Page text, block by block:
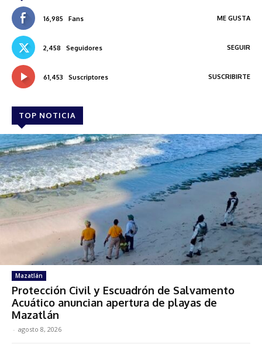
16,985 Fans ME GUSTA
2,458 Seguidores SEGUIR
61,453 Suscriptores SUSCRIBIRTE
TOP NOTICIA
Mazatlán
Protección Civil y Escuadrón de Salvamento
Acuático anuncian apertura de playas de
Mazatlán
- agosto 8, 2026